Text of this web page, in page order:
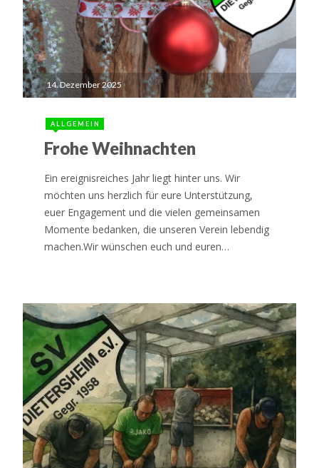
14. Dezember 2025
ALLGEMEIN
Frohe Weihnachten
Ein ereignisreiches Jahr liegt hinter uns. Wir
möchten uns herzlich für eure Unterstützung,
euer Engagement und die vielen gemeinsamen
Momente bedanken, die unseren Verein lebendig
machen.Wir wünschen euch und euren…